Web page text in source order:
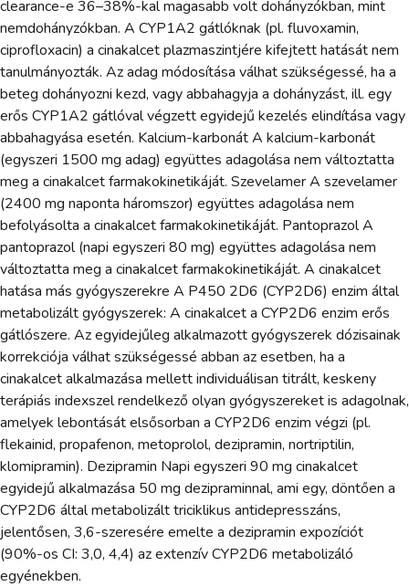
clearance-e 36–38%-kal magasabb volt dohányzókban, mint
nemdohányzókban. A CYP1A2 gátlóknak (pl. fluvoxamin,
ciprofloxacin) a cinakalcet plazmaszintjére kifejtett hatását nem
tanulmányozták. Az adag módosítása válhat szükségessé, ha a
beteg dohányozni kezd, vagy abbahagyja a dohányzást, ill. egy
erős CYP1A2 gátlóval végzett egyidejű kezelés elindítása vagy
abbahagyása esetén. Kalcium-karbonát A kalcium-karbonát
(egyszeri 1500 mg adag) együttes adagolása nem változtatta
meg a cinakalcet farmakokinetikáját. Szevelamer A szevelamer
(2400 mg naponta háromszor) együttes adagolása nem
befolyásolta a cinakalcet farmakokinetikáját. Pantoprazol A
pantoprazol (napi egyszeri 80 mg) együttes adagolása nem
változtatta meg a cinakalcet farmakokinetikáját. A cinakalcet
hatása más gyógyszerekre A P450 2D6 (CYP2D6) enzim által
metabolizált gyógyszerek: A cinakalcet a CYP2D6 enzim erős
gátlószere. Az egyidejűleg alkalmazott gyógyszerek dózisainak
korrekciója válhat szükségessé abban az esetben, ha a
cinakalcet alkalmazása mellett individuálisan titrált, keskeny
terápiás indexszel rendelkező olyan gyógyszereket is adagolnak,
amelyek lebontását elsősorban a CYP2D6 enzim végzi (pl.
flekainid, propafenon, metoprolol, dezipramin, nortriptilin,
klomipramin). Dezipramin Napi egyszeri 90 mg cinakalcet
egyidejű alkalmazása 50 mg dezipraminnal, ami egy, döntően a
CYP2D6 által metabolizált triciklikus antidepresszáns,
jelentősen, 3,6-szeresére emelte a dezipramin expozíciót
(90%-os CI: 3,0, 4,4) az extenzív CYP2D6 metabolizáló
egyénekben.